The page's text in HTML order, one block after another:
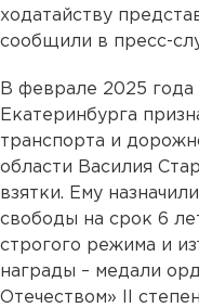
ходатайству
сообщили в пресс-
В феврале 2025
Екатеринбурга
транспорта и
области Василия
взятки. Ему
свободы на срок 6
строгого режима и
награды – медали
Отечеством» II